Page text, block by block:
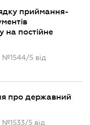
приймання-
на постійне
№1544/5 від
про державний
№1533/5 від